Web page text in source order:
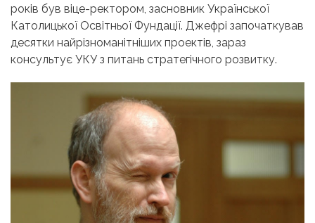
років був віце-ректором, засновник Української
Католицької Освітньої Фундації. Джефрі започаткував
десятки найрізноманітніших проектів, зараз
консультує УКУ з питань стратегічного розвитку.